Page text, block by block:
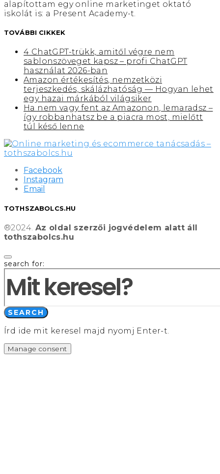
alapítottam egy online marketinget oktató
iskolát is: a Present Academy-t.
TOVÁBBI CIKKEK
4 ChatGPT-trükk, amitől végre nem
sablonszöveget kapsz – profi ChatGPT
használat 2026-ban
Amazon értékesítés, nemzetközi
terjeszkedés, skálázhatóság — Hogyan lehet
egy hazai márkából világsiker
Ha nem vagy fent az Amazonon, lemaradsz –
így robbanhatsz be a piacra most, mielőtt
túl késő lenne
Facebook
Instagram
Email
TOTHSZABOLCS.HU
®2024. Az oldal szerzői jogvédelem alatt áll
tothszabolcs.hu
search for:
SEARCH
Írd ide mit keresel majd nyomj Enter-t.
Manage consent